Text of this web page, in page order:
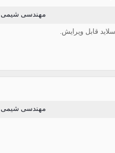
مهندسی شیمی
مهندسی شیمی